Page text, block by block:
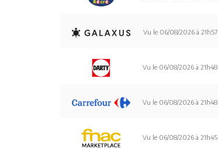
Vu le 06/08/2026 à 21h57
Vu le 06/08/2026 à 21h48
Vu le 06/08/2026 à 21h48
Vu le 06/08/2026 à 21h45